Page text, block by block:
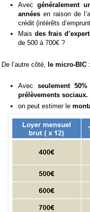
Avecgénéralement
années en raison de
crédit (intérêts
Mais des frais
de 500 à 700€ ?
De l’autre côté, le micro-BIC :
Avecseulement
prélèvements sociaux.
on peut estimer le